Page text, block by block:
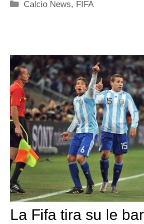
Categorie
Calcio News, FIFA
La Fifa tira su le